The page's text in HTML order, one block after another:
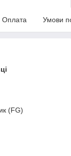
Оплата Умови
(FG)